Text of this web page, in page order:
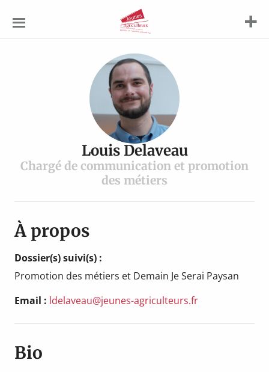
Agriculteurs
Louis Delaveau
Chargé de communication et promotion
des métiers
À propos
Dossier(s) suivi(s) :
Promotion des métiers et Demain Je Serai Paysan
Email : ldelaveau@jeunes-agriculteurs.fr
Bio